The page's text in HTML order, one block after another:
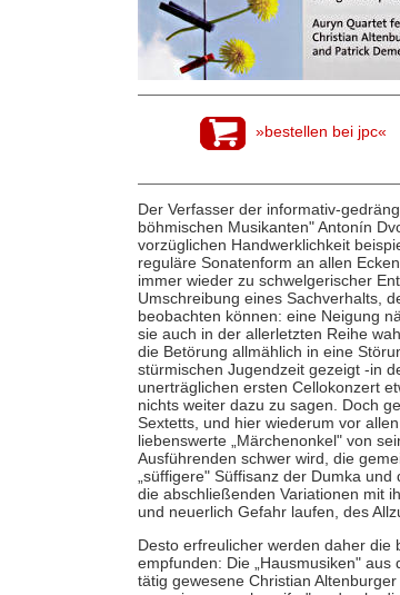
»bestellen bei jpc«
Der Verfasser der informativ-
böhmischen Musikanten" Antonín
vorzüglichen Handwerklichkeit
reguläre Sonatenform an allen
immer wieder zu schwelgerischer
Umschreibung eines Sachverhalts,
beobachten können: eine Neigung
sie auch in der allerletzten Reihe
die Betörung allmählich in eine
stürmischen Jugendzeit gezeigt -in
unerträglichen ersten Cellokonzert
nichts weiter dazu zu sagen. Doch
Sextetts, und hier wiederum vor
liebenswerte „Märchenonkel" von
Ausführenden schwer wird, die
„süffigere" Süffisanz der Dumka
die abschließenden Variationen mit
und neuerlich Gefahr laufen, des
Desto erfreulicher werden daher die
empfunden: Die „Hausmusiken"
tätig gewesene Christian